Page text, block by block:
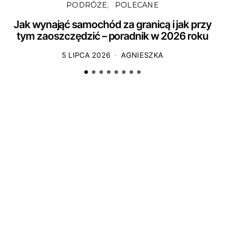
PODRÓŻE POLECANE
Jak wynająć samochód za granicą i jak przy
tym zaoszczędzić – poradnik w 2026 roku
5 LIPCA 2026 AGNIESZKA